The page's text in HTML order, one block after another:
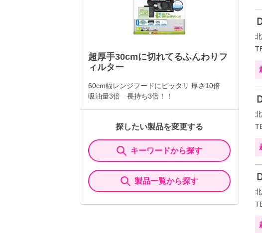
超厚手30cmに切れてるふんわりフ
ィルター
60cm幅レンジフードにピッタリ 厚さ10倍
吸油量3倍 長持ち3倍！！
探したい製品を変更する
キーワードから探す
製品一覧から探す